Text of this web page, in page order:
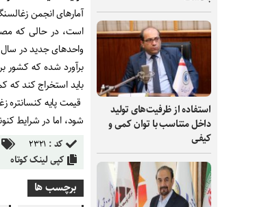
استفاده از ظرفیت‌های تولید
داخل متناسب با توان کمی و
کیفی
است، در حالی که
واحدهای جدید در سال ۱۴۰۰ مصرف این ماده معدنی به ۳.۵ میلیون تن خواهد رسید.
برآورد شده که کشور
باید استخراج کند که
شود، اما در شرایط
کد : ۲۳۲۱
کپی لینک کوتاه
برچسب ها